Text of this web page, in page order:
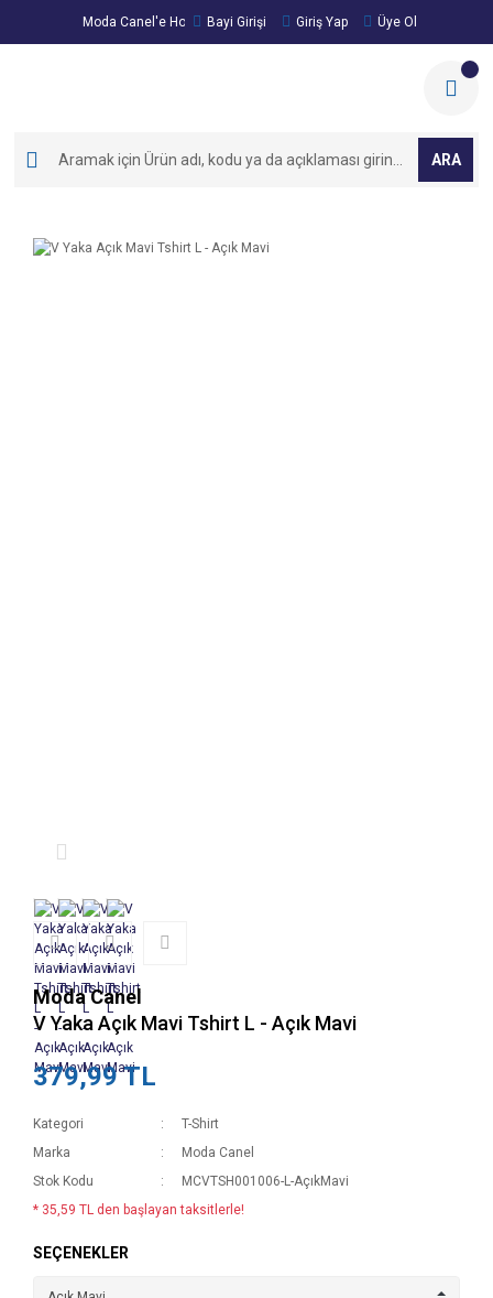
Moda Canel'e Hoşgeldiniz!
Bayi Girişi Giriş Yap Üye Ol
ARA
Moda Canel
V Yaka Açık Mavi Tshirt L - Açık Mavi
379,99 TL
Kategori
T-Shirt
Marka
Moda Canel
Stok Kodu
MCVTSH001006-L-AçıkMavi
* 35,59 TL den başlayan taksitlerle!
SEÇENEKLER